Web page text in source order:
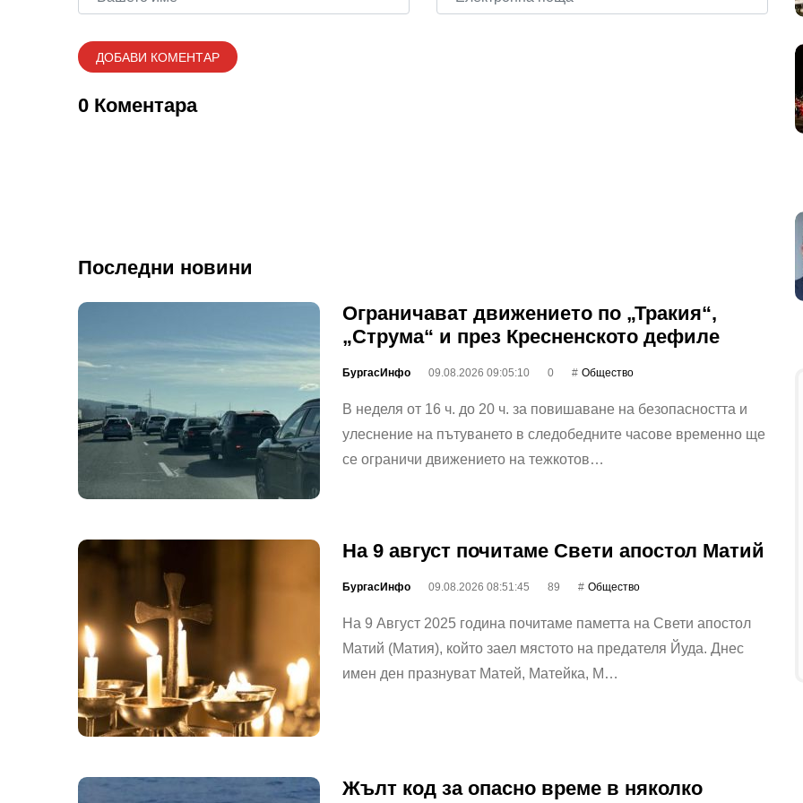
0 Коментара
Последни новини
Ограничават движението по „Тракия“,
„Струма“ и през Кресненското дефиле
БургасИнфо 09.08.2026 09:05:10 0 Общество
В неделя от 16 ч. до 20 ч. за повишаване на безопасността и
улеснение на пътуването в следобедните часове временно ще
се ограничи движението на тежкотов…
На 9 август почитаме Свети апостол Матий
БургасИнфо 09.08.2026 08:51:45 89 Общество
На 9 Август 2025 година почитаме паметта на Свети апостол
Матий (Матия), който заел мястото на предателя Йуда. Днес
имен ден празнуват Матей, Матейка, М…
Жълт код за опасно време в няколко